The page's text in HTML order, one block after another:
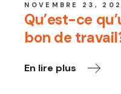
NOVEMBRE 23,
Qu’est-ce
bon de
En lire plus